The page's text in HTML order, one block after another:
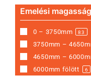
Emelési magasság
0 – 3750mm 83
3750mm –
4650mm –
6000mm fölött 6